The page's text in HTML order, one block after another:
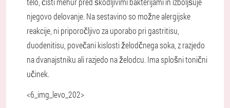
njegovo delovanje. Na sestavino so možne alergijske
reakcije, ni priporočljivo za uporabo pri gastritisu,
duodenitisu, povečani kislosti želodčnega soka, z razjedo
na dvanajstniku ali razjedo na želodcu. Ima splošni tonični
učinek.
<6_img_levo_202>